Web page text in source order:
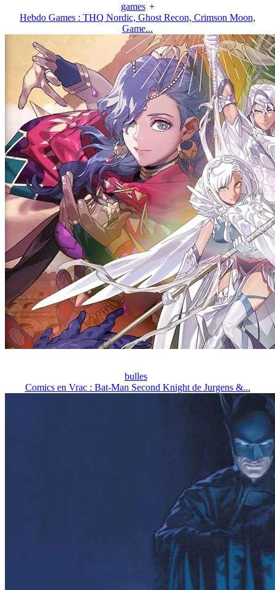
games +
Hebdo Games : THQ Nordic, Ghost Recon, Crimson Moon,
Game...
bulles
Comics en Vrac : Bat-Man Second Knight de Jurgens &...